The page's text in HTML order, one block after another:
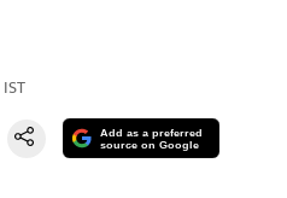
IST
Add as a preferred
source on Google